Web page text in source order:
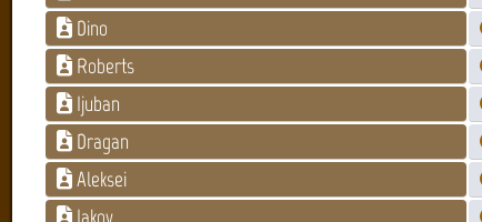
Dino
Roberts
Ijuban
Dragan
Aleksei
Iakov